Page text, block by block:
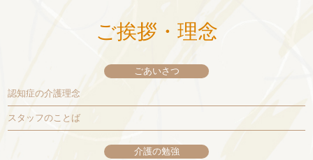
ご挨拶・理念
ごあいさつ
認知症の介護理念
スタッフのことば
介護の勉強